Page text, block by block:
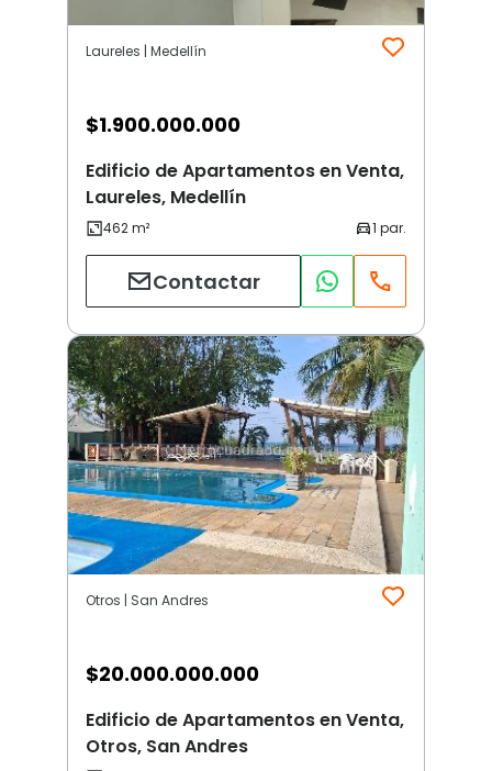
Laureles | Medellín
$1.900.000.000
Edificio de Apartamentos en Venta,
Laureles, Medellín
Contactar
Otros | San Andres
$20.000.000.000
Edificio de Apartamentos en Venta,
Otros, San Andres